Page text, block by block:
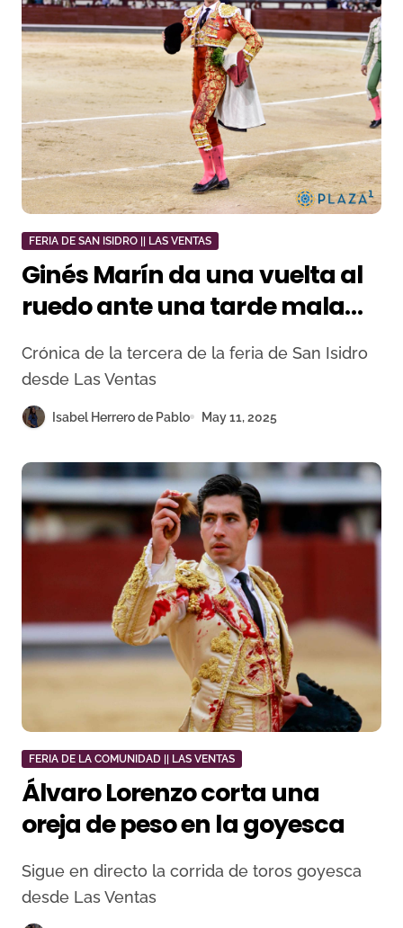
FERIA DE SAN ISIDRO || LAS VENTAS
Ginés Marín da una vuelta al
ruedo ante una tarde mala
de Fuente Ymbro
Crónica de la tercera de la feria de San Isidro
desde Las Ventas
Isabel Herrero de Pablo May 11, 2025
FERIA DE LA COMUNIDAD || LAS VENTAS
Álvaro Lorenzo corta una
oreja de peso en la goyesca
Sigue en directo la corrida de toros goyesca
desde Las Ventas